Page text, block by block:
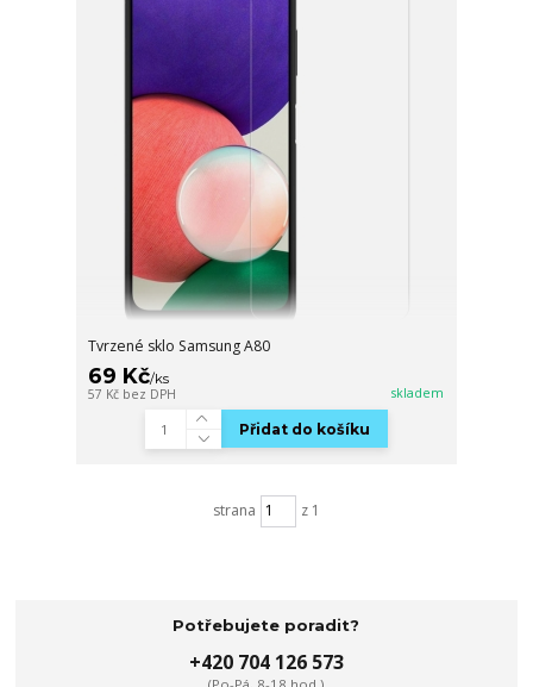
Tvrzené sklo Samsung A80
69 Kč/ks
57 Kč bez DPH skladem
Přidat do košíku
strana z 1
Potřebujete poradit?
+420 704 126 573